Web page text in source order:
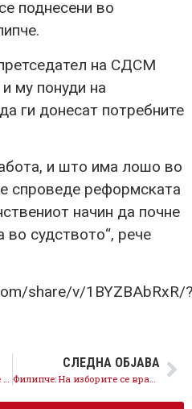
поднесени во
на СДСМ
му понуди на
ги донесат потребните
и што има лошо во
спроведе реформската
начин да почне
судството“, рече
share/v/1BYZBAbRxR/?
Филипче: Во недела изберете луѓе со интегритет, не послушници на Мицкоски
СЛЕДНА ОБЈАВА
Филипче: На изборите се враќа силата на народот, се враќа СДСМ!